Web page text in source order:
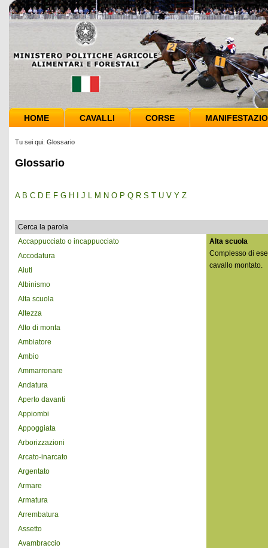
HOME CAVALLI CORSE
Tu sei qui: Glossario
Glossario
A B C D E F G H J L M N O P Q R S T U V Y Z
Cerca la parola
Accappucciato o incappucciato
Accodatura
Aiuti
Albinismo
Alta scuola
Altezza
Alto di monta
Ambiatore
Ambio
Ammarronare
Andatura
Aperto davanti
Appiombi
Appoggiata
Arborizzazioni
Arcato-inarcato
Argentato
Armare
Armatura
Arrembatura
Assetto
Avambraccio
Alta scuola
Complesso di
cavallo montato.